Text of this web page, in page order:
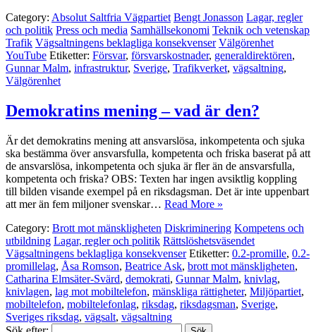
Category: Absolut Saltfria Vägpartiet Bengt Jonasson Lagar, regler
och politik Press och media Samhällsekonomi Teknik och vetenskap
Trafik Vägsaltningens beklagliga konsekvenser Välgörenhet
YouTube Etiketter: Försvar, försvarskostnader, generaldirektören,
Gunnar Malm, infrastruktur, Sverige, Trafikverket, vägsaltning,
Välgörenhet
Demokratins mening – vad är den?
Är det demokratins mening att ansvarslösa, inkompetenta och sjuka
ska bestämma över ansvarsfulla, kompetenta och friska baserat på att
de ansvarslösa, inkompetenta och sjuka är fler än de ansvarsfulla,
kompetenta och friska? OBS: Texten har ingen avsiktlig koppling
till bilden visande exempel på en riksdagsman. Det är inte uppenbart
att mer än fem miljoner svenskar… Read More »
Category: Brott mot mänskligheten Diskriminering Kompetens och
utbildning Lagar, regler och politik Rättslöshetsväsendet
Vägsaltningens beklagliga konsekvenser Etiketter: 0.2-promille, 0.2-
promillelag, Åsa Romson, Beatrice Ask, brott mot mänskligheten,
Catharina Elmsäter-Svärd, demokrati, Gunnar Malm, knivlag,
knivlagen, lag mot mobiltelefon, mänskliga rättigheter, Miljöpartiet,
mobiltelefon, mobiltelefonlag, riksdag, riksdagsman, Sverige,
Sveriges riksdag, vägsalt, vägsaltning